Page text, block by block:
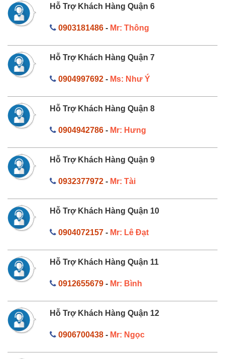
Hỗ Trợ Khách Hàng Quận 6
0903181486- Mr: Thông
Hỗ Trợ Khách Hàng Quận 7
0904997692- Ms: Như Ý
Hỗ Trợ Khách Hàng Quận 8
0904942786- Mr: Hưng
Hỗ Trợ Khách Hàng Quận 9
0932377972- Mr: Tài
Hỗ Trợ Khách Hàng Quận 10
0904072157- Mr: Lê Đạt
Hỗ Trợ Khách Hàng Quận 11
0912655679- Mr: Bình
Hỗ Trợ Khách Hàng Quận 12
0906700438- Mr: Ngọc